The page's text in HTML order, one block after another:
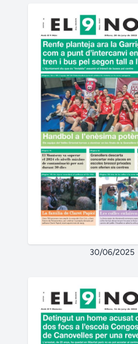
30/06/2025